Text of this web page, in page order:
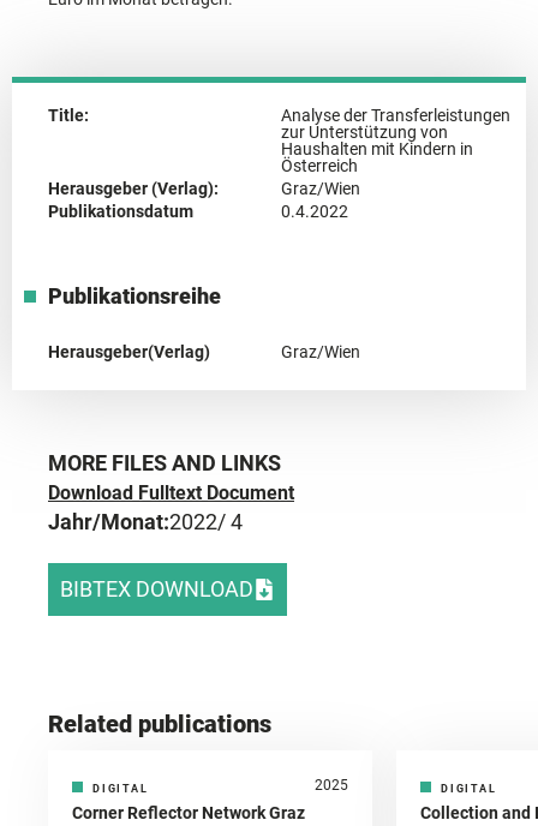
Title:
Analyse der Transferleistungen
zur Unterstützung von
Haushalten mit Kindern in
Österreich
Herausgeber (Verlag):
Graz/Wien
Publikationsdatum
0.4.2022
Publikationsreihe
Herausgeber(Verlag) Graz/Wien
MORE FILES AND LINKS
Download Fulltext Document
Jahr/Monat:2022/ 4
BIBTEX DOWNLOAD
Related publications
DIGITAL 2025
Corner Reflector Network Graz
DIGITAL
Collection and